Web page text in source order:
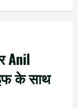
Anil
के साथ